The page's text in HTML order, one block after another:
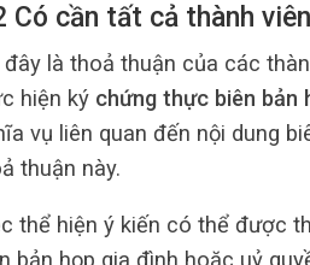
Có cần tất cả thành
đây là thoả thuận của các
hiện ký chứng thực biên bản
vụ liên quan đến nội dung
thuận này.
thể hiện ý kiến có thể được